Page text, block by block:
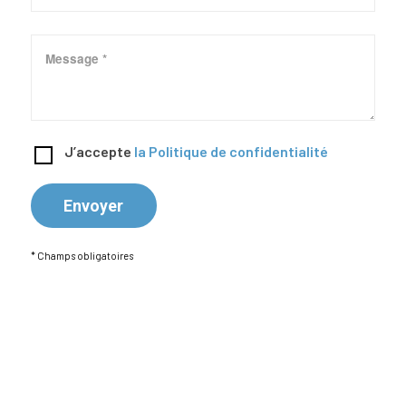
J’accepte la Politique de confidentialité
* Champs obligatoires